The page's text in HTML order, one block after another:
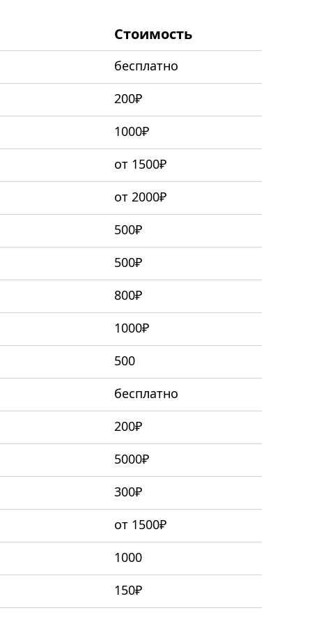
Стоимость
бесплатно
200₽
1000₽
от 1500₽
от 2000₽
500₽
500₽
800₽
1000₽
500
бесплатно
200₽
5000₽
300₽
от 1500₽
1000
150₽